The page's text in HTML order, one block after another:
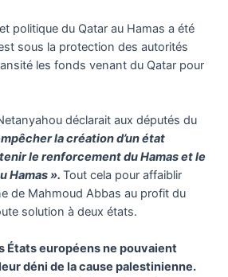
politique du Qatar au Hamas a été
sous la protection des autorités
les fonds venant du Qatar pour
déclarait aux députés du
la création d’un état
le renforcement du Hamas et le
Hamas ».Tout cela pour affaiblir
de Mahmoud Abbas au profit du
solution à deux états.
États européens ne pouvaient
déni de la cause palestinienne.